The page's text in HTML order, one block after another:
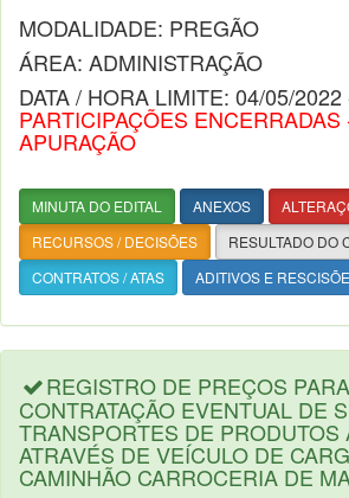
MODALIDADE: PREGÃO
ÁREA: ADMINISTRAÇÃO
DATA / HORA LIMITE: 04/05/
PARTICIPAÇÕES ENCERRADAS
APURAÇÃO
MINUTA DO EDITAL ANEXOS
RECURSOS / DECISÕES
RESULTADO DO
CONTRATOS / ATAS
ADITIVOS E
REGISTRO DE PREÇOS PARA
CONTRATAÇÃO EVENTUAL DE
TRANSPORTES DE PRODUTOS
ATRAVÉS DE VEÍCULO DE
CAMINHÃO CARROCERIA DE